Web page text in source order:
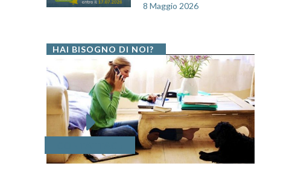
8 Maggio 2026
HAI BISOGNO DI NOI?